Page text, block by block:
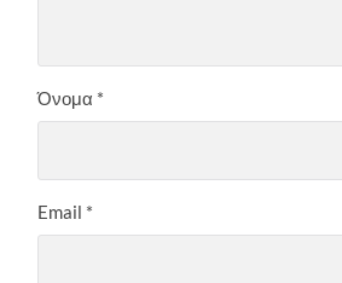
Όνομα *
Email *